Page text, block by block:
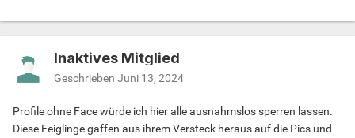
Inaktives Mitglied
Geschrieben Juni 13, 2024
Profile ohne Face würde ich hier alle ausnahmslos sperren lassen.
Diese Feiglinge gaffen aus ihrem Versteck heraus auf die Pics und